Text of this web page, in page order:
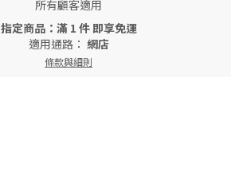
所有顧客適用
指定商品：滿 1 件 即享免運
適用通路： 網店
條款與細則